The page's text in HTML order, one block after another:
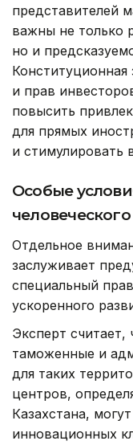
представителей
важны не только
но и
Конституционная
и прав
повысить
для прямых
и стимулировать
Особые
Отдельное
заслуживает
специальный
ускоренного
Эксперт считает,
таможенные и
для таких
центров,
Казахстана,
инновационных